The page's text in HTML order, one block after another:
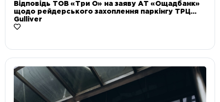
Відповідь ТОВ «Три О» на заяву АТ «Ощадбанк»
щодо рейдерського захоплення паркінгу ТРЦ
Gulliver